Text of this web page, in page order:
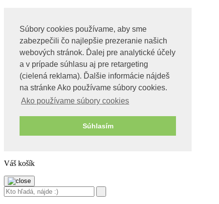
Súbory cookies používame, aby sme
zabezpečili čo najlepšie prezeranie našich
webových stránok. Ďalej pre analytické účely
a v prípade súhlasu aj pre retargeting
(cielená reklama). Ďalšie informácie nájdeš
na stránke Ako používame súbory cookies.
Ako používame súbory cookies
Súhlasím
Obchod
Videa o tachyonoch
O nás
Kontakt
Môj účet
Pokladňa
Obchod
Váš košík